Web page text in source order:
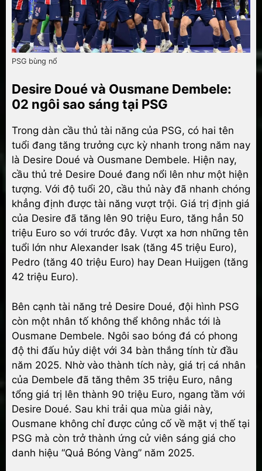
PSG bùng nổ
Desire Doué và Ousmane Dembele:
02 ngôi sao sáng tại PSG
Trong dàn cầu thủ tài năng của PSG, có hai tên
tuổi đang tăng trưởng cực kỳ nhanh trong năm nay
là Desire Doué và Ousmane Dembele. Hiện nay,
cầu thủ trẻ Desire Doué đang nổi lên như một hiện
tượng. Với độ tuổi 20, cầu thủ này đã nhanh chóng
khẳng định được tài năng vượt trội. Giá trị định giá
của Desire đã tăng lên 90 triệu Euro, tăng hẳn 50
triệu Euro so với trước đây. Vượt xa hơn những tên
tuổi lớn như Alexander Isak (tăng 45 triệu Euro),
Pedro (tăng 40 triệu Euro) hay Dean Huijgen (tăng
42 triệu Euro).
Bên cạnh tài năng trẻ Desire Doué, đội hình PSG
còn một nhân tố không thể không nhắc tới là
Ousmane Dembele. Ngôi sao bóng đá có phong
độ thi đấu hủy diệt với 34 bàn thắng tính từ đầu
năm 2025. Nhờ vào thành tích này, giá trị cá nhân
của Dembele đã tăng thêm 35 triệu Euro, nâng
tổng giá trị lên thành 90 triệu Euro, ngang tầm với
Desire Doué. Sau khi trải qua mùa giải này,
Ousmane không chỉ được củng cố về mặt vị thế tại
PSG mà còn trở thành ứng cử viên sáng giá cho
danh hiệu “Quả Bóng Vàng” năm 2025.